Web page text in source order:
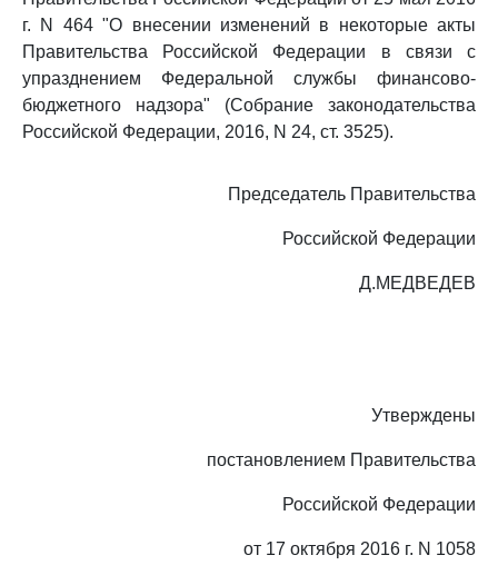
г. N 464 "О внесении изменений в некоторые акты
Правительства Российской Федерации в связи с
упразднением Федеральной службы финансово-
бюджетного надзора" (Собрание законодательства
Российской Федерации, 2016, N 24, ст. 3525).
Председатель Правительства
Российской Федерации
Д.МЕДВЕДЕВ
Утверждены
постановлением Правительства
Российской Федерации
от 17 октября 2016 г. N 1058